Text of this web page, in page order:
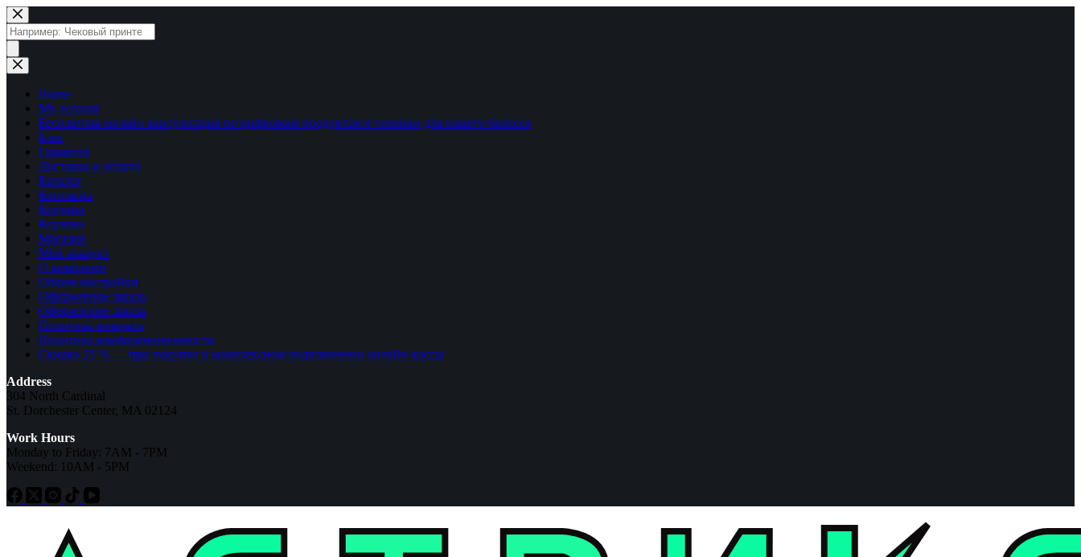
Перейти
к
сути
Поиск
товаров
Home
My account
Бесплатная онлайн консультация по цифровым продуктам и техники для вашего бизнеса
Блог
Гарантия
Доставка и оплата
Каталог
Контакты
Корзина
Корзина
Магазин
Мой аккаунт
О компании
Общие настройки
Оформление заказа
Оформление заказа
Политика возврата
Политика конфиденциальности
Скидка 25 % — при покупке и комплексном подключении онлайн-кассы
Address
304 North Cardinal
St. Dorchester Center, MA 02124
Work Hours
Monday to Friday: 7AM - 7PM
Weekend: 10AM - 5PM